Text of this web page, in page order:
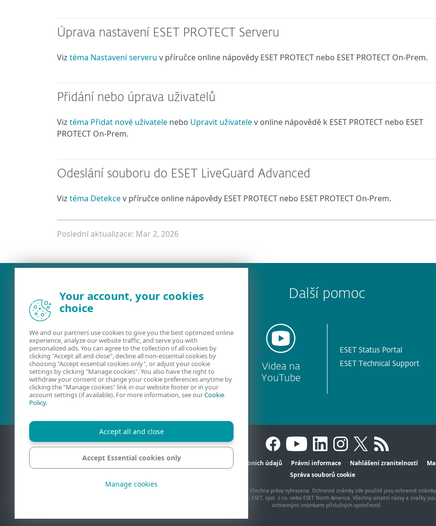
Úprava nastavení ESET PROTECT Serveru
Viz téma Nastavení serveru v příručce online nápovědy ESET PROTECT nebo ESET PROTECT On-Prem.
Přidání nebo úprava uživatelů
Viz téma Přidat nové uživatele nebo Upravit uživatelev online nápovědě k ESET PROTECT nebo ESET
PROTECT On-Prem.
Odeslání souboru do ESET LiveGuard Advanced
Viz téma Detekcev příručce online nápovědy ESET PROTECT nebo ESET PROTECT On-Prem.
Poslední aktualizace: Mar 2, 2026
Další pomoc
Uživatelské
příručky
ESET Fórum
Videa na
YouTube
ESET Status Portal
ESET Technical Support
Kontakt Ochrana osobních údajů Právní informace Nahlášení zranitelností
Správa souborů cookie
© 1992 - 2026 ESET, spol. s r.o. - Všechna práva vyhrazena. Ochranné známky zde použité jsou ochranné
ochranné známky společnosti ESET, spol. s r.o. nebo ESET North America. Všechny ostatní názvy a značky
ochrannými známkami příslušných společností.
Your account, your cookies
choice
We and our partners use cookies to give you the best optimized online
experience, analyze our website traffic, and serve you with
personalized ads. You can agree to the collection of all cookies by
clicking "Accept all and close", decline all non-essential cookies by
choosing "Accept essential cookies only", or adjust your cookie
settings by clicking "Manage cookies". You also have the right to
withdraw your consent or change your cookie preferences anytime by
clicking the "Manage cookies" link in our website footer or in your
account settings (if available). For more information, see ourCookie
Policy.
Accept all and close
Accept Essential cookies only
Manage cookies